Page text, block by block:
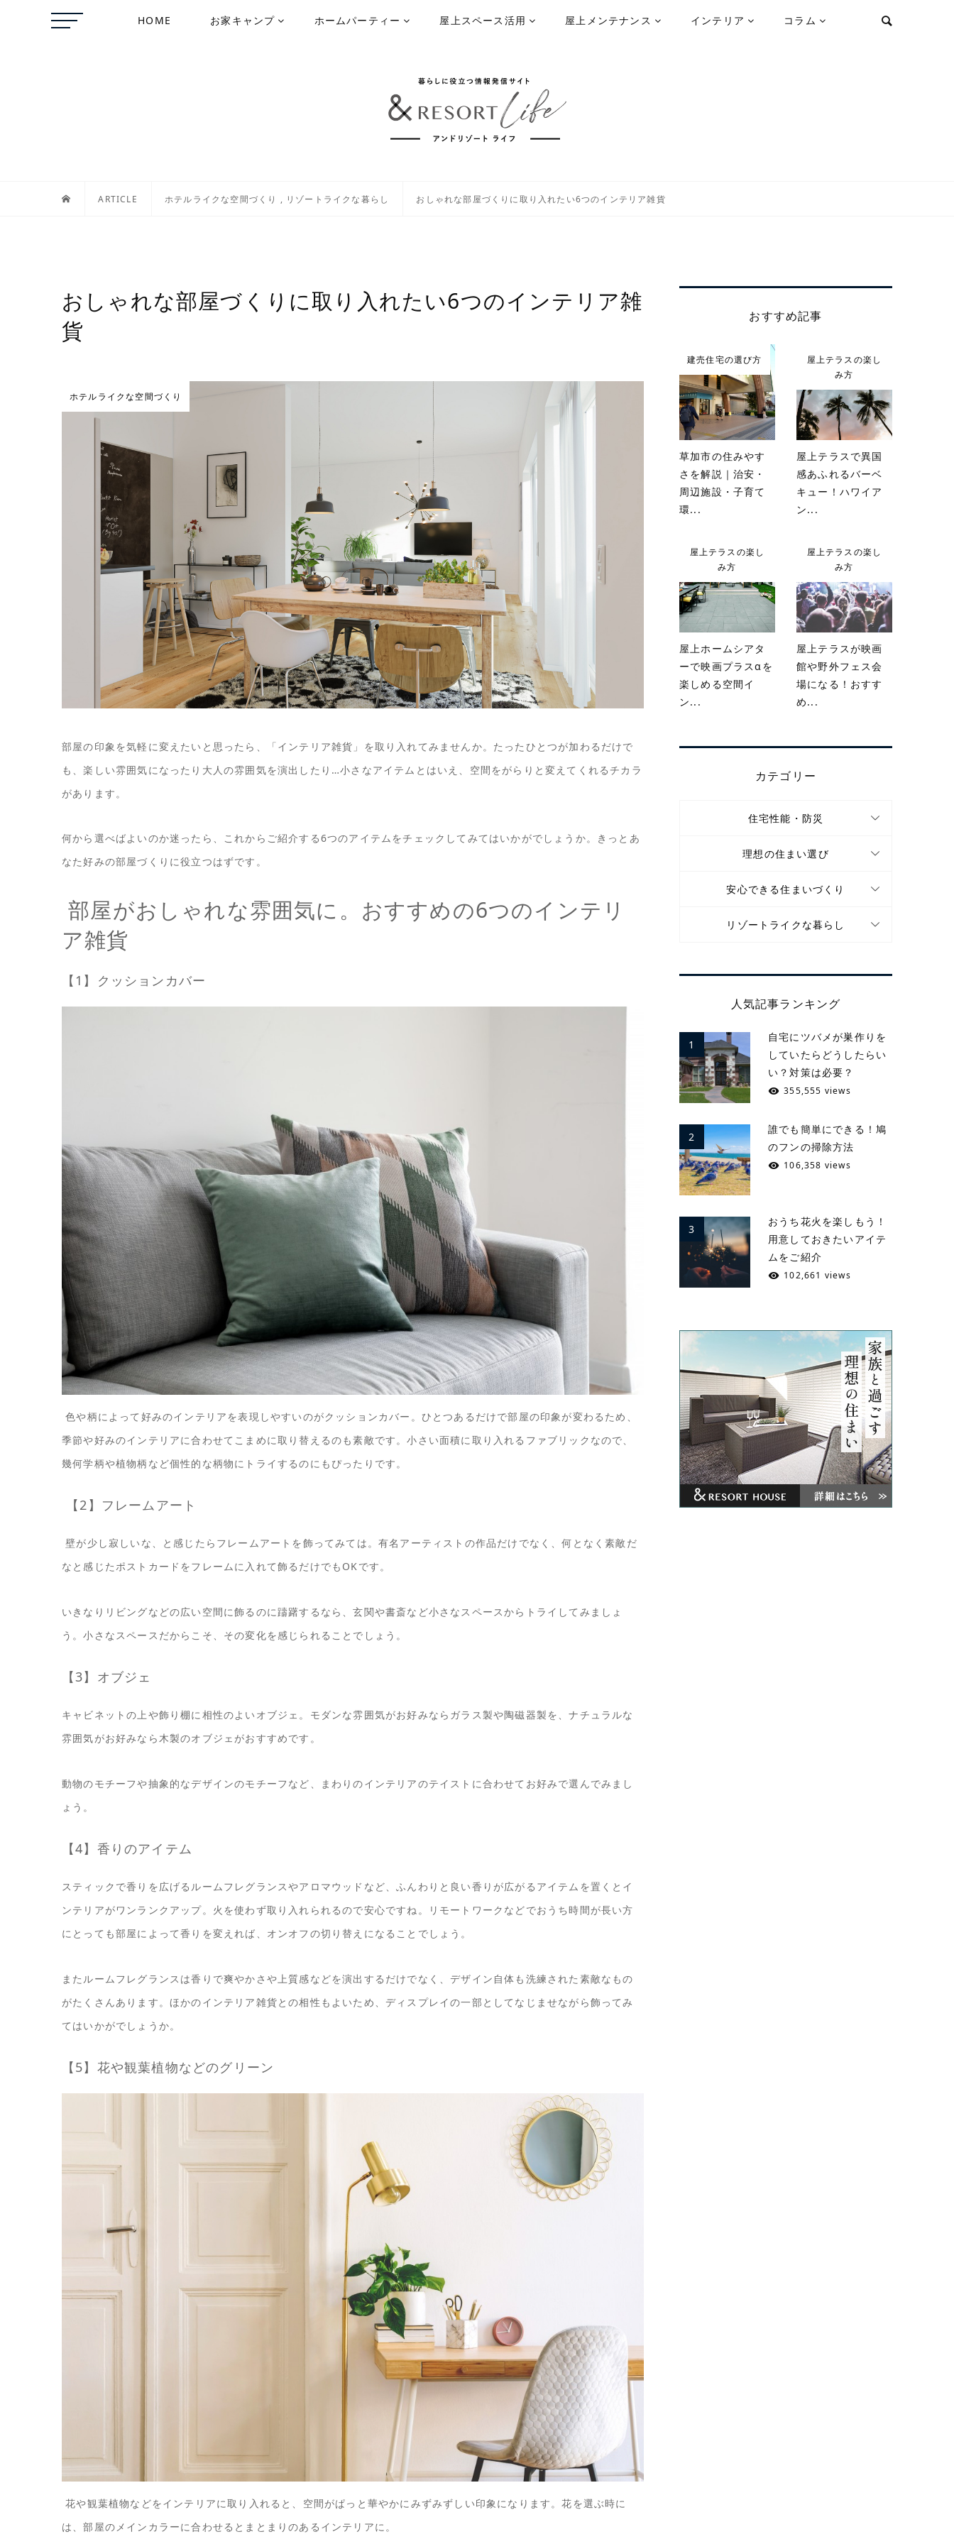
HOME お家キャンプ ホームパーティー 屋上スペース活用 屋上メンテナンス インテリア コラム
ARTICLE ホテルライクな空間づくり , リゾートライクな暮らし おしゃれな部屋づくりに取り入れたい6つのインテリア雑貨
おしゃれな部屋づくりに取り入れたい6つのインテリア雑
貨
ホテルライクな空間づくり
部屋の印象を気軽に変えたいと思ったら、「インテリア雑貨」を取り入れてみませんか。たったひとつが加わるだけで
も、楽しい雰囲気になったり大人の雰囲気を演出したり…小さなアイテムとはいえ、空間をがらりと変えてくれるチカラ
があります。
何から選べばよいのか迷ったら、これからご紹介する6つのアイテムをチェックしてみてはいかがでしょうか。きっとあ
なた好みの部屋づくりに役立つはずです。
部屋がおしゃれな雰囲気に。おすすめの6つのインテリ
ア雑貨
【1】クッションカバー
色や柄によって好みのインテリアを表現しやすいのがクッションカバー。ひとつあるだけで部屋の印象が変わるため、
季節や好みのインテリアに合わせてこまめに取り替えるのも素敵です。小さい面積に取り入れるファブリックなので、
幾何学柄や植物柄など個性的な柄物にトライするのにもぴったりです。
【2】フレームアート
壁が少し寂しいな、と感じたらフレームアートを飾ってみては。有名アーティストの作品だけでなく、何となく素敵だ
なと感じたポストカードをフレームに入れて飾るだけでもOKです。
いきなりリビングなどの広い空間に飾るのに躊躇するなら、玄関や書斎など小さなスペースからトライしてみましょ
う。小さなスペースだからこそ、その変化を感じられることでしょう。
【3】オブジェ
キャビネットの上や飾り棚に相性のよいオブジェ。モダンな雰囲気がお好みならガラス製や陶磁器製を、ナチュラルな
雰囲気がお好みなら木製のオブジェがおすすめです。
動物のモチーフや抽象的なデザインのモチーフなど、まわりのインテリアのテイストに合わせてお好みで選んでみまし
ょう。
【4】香りのアイテム
スティックで香りを広げるルームフレグランスやアロマウッドなど、ふんわりと良い香りが広がるアイテムを置くとイ
ンテリアがワンランクアップ。火を使わず取り入れられるので安心ですね。リモートワークなどでおうち時間が長い方
にとっても部屋によって香りを変えれば、オンオフの切り替えになることでしょう。
またルームフレグランスは香りで爽やかさや上質感などを演出するだけでなく、デザイン自体も洗練された素敵なもの
がたくさんあります。ほかのインテリア雑貨との相性もよいため、ディスプレイの一部としてなじませながら飾ってみ
てはいかがでしょうか。
【5】花や観葉植物などのグリーン
花や観葉植物などをインテリアに取り入れると、空間がぱっと華やかにみずみずしい印象になります。花を選ぶ時に
は、部屋のメインカラーに合わせるとまとまりのあるインテリアに。
おすすめ記事
建売住宅の選び方
草加市の住みやす
さを解説｜治安・
周辺施設・子育て
環...
屋上テラスの楽し
み方
屋上テラスで異国
感あふれるバーベ
キュー！ハワイア
ン...
屋上テラスの楽し
み方
屋上ホームシアタ
ーで映画プラスαを
楽しめる空間イ
ン...
屋上テラスの楽し
み方
屋上テラスが映画
館や野外フェス会
場になる！おすす
め...
カテゴリー
住宅性能・防災
理想の住まい選び
安心できる住まいづくり
リゾートライクな暮らし
人気記事ランキング
1
自宅にツバメが巣作りを
していたらどうしたらい
い？対策は必要？
355,555 views
2
誰でも簡単にできる！鳩
のフンの掃除方法
106,358 views
3
おうち花火を楽しもう！
用意しておきたいアイテ
ムをご紹介
102,661 views